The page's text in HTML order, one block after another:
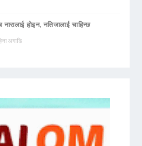
होइन, नतिजालाई चाहिन्छ
अगाडि